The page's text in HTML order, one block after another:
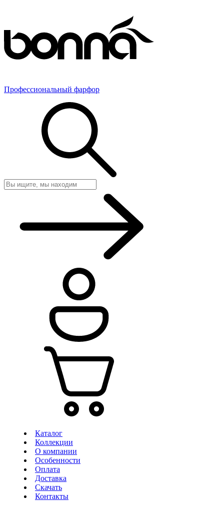
Профессиональный фарфор
Каталог
Коллекции
О компании
Особенности
Оплата
Доставка
Скачать
Контакты